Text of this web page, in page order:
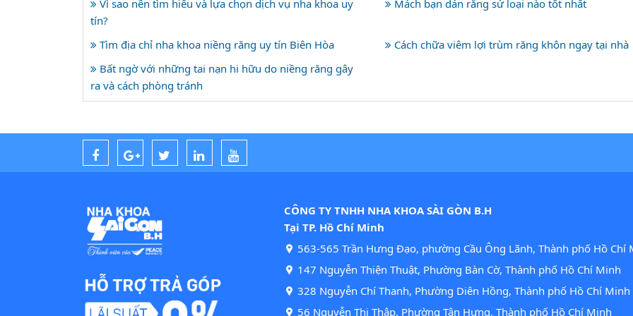
Vì sao nên tìm hiểu và lựa chọn dịch vụ nha khoa uy
tín?
Mách bạn dán răng sứ loại nào tốt nhất
Tìm địa chỉ nha khoa niềng răng uy tín Biên Hòa
Cách chữa viêm lợi trùm răng khôn ngay tại nhà
Bất ngờ với những tai nạn hi hữu do niềng răng gây
ra và cách phòng tránh
CÔNG TY TNHH NHA KHOA SÀI GÒN B.H
Tại TP. Hồ Chí Minh
563-565 Trần Hưng Đạo, phường Cầu Ông Lãnh, Thành phố Hồ Chí
147 Nguyễn Thiện Thuật, Phường Bàn Cờ, Thành phố Hồ Chí Minh
328 Nguyễn Chí Thanh, Phường Diên Hồng, Thành phố Hồ Chí Minh
56 Nguyễn Thị Thập, Phường Tân Hưng, Thành phố Hồ Chí Minh